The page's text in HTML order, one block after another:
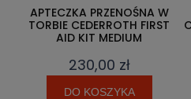
APTECZKA PRZENOŚNA W
TORBIE CEDERROTH FIRST
AID KIT MEDIUM
230,00 zł
DO KOSZYKA